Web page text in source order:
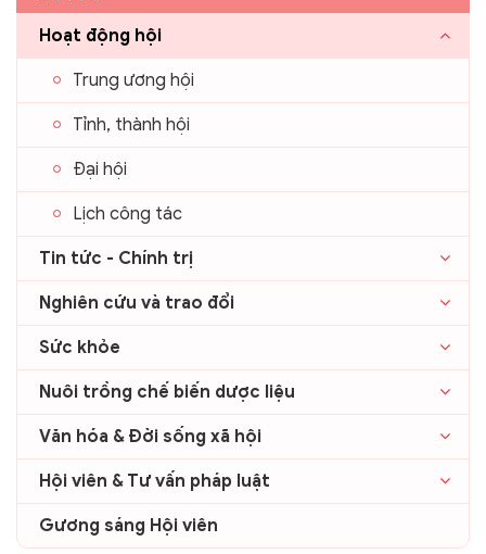
Hoạt động hội
Trung ương hội
Tỉnh, thành hội
Đại hội
Lịch công tác
Tin tức - Chính trị
Nghiên cứu và trao đổi
Sức khỏe
Nuôi trồng chế biến dược liệu
Văn hóa & Đời sống xã hội
Hội viên & Tư vấn pháp luật
Gương sáng Hội viên